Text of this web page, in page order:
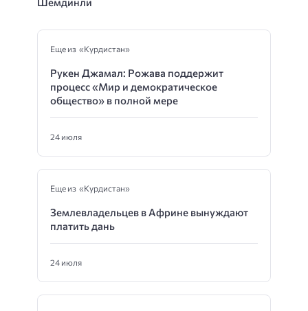
Еще из «Курдистан»
Рукен Джамал: Рожава поддержит
процесс «Мир и демократическое
общество» в полной мере
24 июля
Еще из «Курдистан»
Землевладельцев в Африне вынуждают
платить дань
24 июля